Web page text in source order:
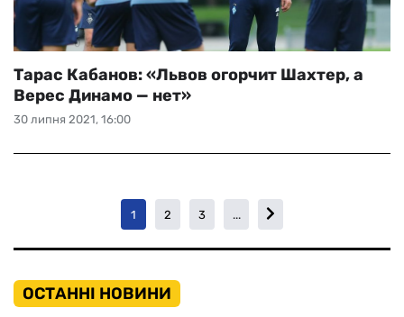
30 липня 2021, 16:00
Тарас Кабанов: «Львов огорчит Шахтер, а
Верес Динамо — нет»
1 2 3 ...
ОСТАННІ НОВИНИ